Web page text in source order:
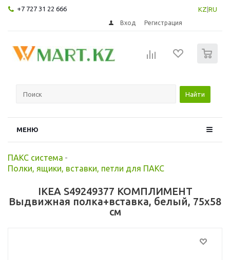
+7 727 31 22 666 KZ RU
Вход Регистрация
Найти
МЕНЮ
ПАКС система -
Полки, ящики, вставки, петли для ПАКС
IKEA S49249377 КОМПЛИМЕНТ
Выдвижная полка+вставка, белый, 75x58
см